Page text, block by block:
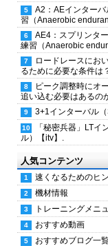
A2：AEインター
習（Anaerobic
AE4：スプリンタ
練習（Anaerobic
ロードレースにお
るために必要な条件は
ピーク調整時にオ
追い込む必要はあるの
3+1インターバル
「秘密兵器」LT
ル）【itv】.
人気コンテンツ
速くなるためのヒ
機材情報
トレーニングメニ
おすすめ動画
おすすめブログ一